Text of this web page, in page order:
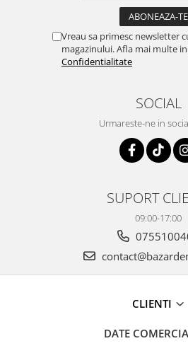
Vreau sa primesc newsletter
magazinului. Afla mai multe in
Confidentialitate
SOCIAL
Urmareste-ne in
SUPORT
09:00-17:00
CLIENTI
DATE